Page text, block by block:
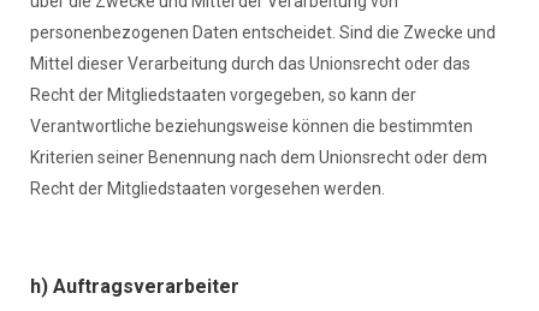
personenbezogenen Daten entscheidet. Sind die Zwecke und
Mittel dieser Verarbeitung durch das Unionsrecht oder das
Recht der Mitgliedstaaten vorgegeben, so kann der
Verantwortliche beziehungsweise können die bestimmten
Kriterien seiner Benennung nach dem Unionsrecht oder dem
Recht der Mitgliedstaaten vorgesehen werden.
h) Auftragsverarbeiter